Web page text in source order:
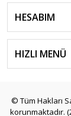
HESABIM
HIZLI MENÜ
© Tüm Hakları
korunmaktadır.